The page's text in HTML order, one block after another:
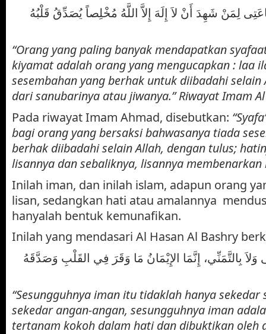
لِمَنْ شَهِدَ أَنْ لاَ إِلَهَ إِلاَّ اللَّهُ مُخْلِصاً يُصَدِّقُ قَلْبُهُ
“Orang yang paling banyak mendapatkan
kiyamat adalah orang yang mengucapkan : laa
sesembahan yang berhak untuk diibadahi selain
dari sanubarinya atau jiwanya.” Riwayat Imam
Pada riwayat Imam Ahmad, disebutkan:
bagi orang yang bersaksi bahwasanya tiada
berhak diibadahi selain Allah, dengan tulus;
lisannya dan sebaliknya, lisannya membenarkan
Inilah iman, dan inilah islam, adapun orang
lisan, sedangkan hati atau amalannya
hanyalah bentuk kemunafikan.
Inilah yang mendasari Al Hasan Al Bashry
وَلاَ بِالتَّمَنِّي، إِنَّمَا الإِيْمَانُ مَا وَقَرَ فِي القَلْبِ وَصَدَّقَهُ
“Sesungguhnya iman itu tidaklah hanya
sekedar angan-angan, sesungguhnya iman
tertanam kokoh dalam hati dan dibuktikan oleh